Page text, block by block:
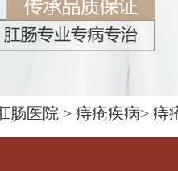
肠医院 > 痔疮疾病> 痔